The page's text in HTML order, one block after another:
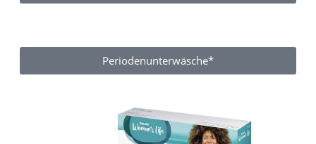
Periodenunterwäsche*